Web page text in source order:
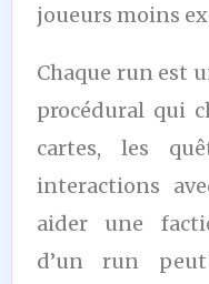
joueurs moins
Chaque run est
procédural qui
cartes, les
interactions
aider une
d’un run